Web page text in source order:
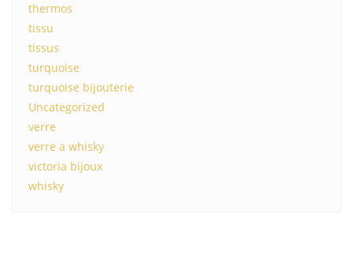
thermos
tissu
tissus
turquoise
turquoise bijouterie
Uncategorized
verre
verre a whisky
victoria bijoux
whisky